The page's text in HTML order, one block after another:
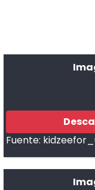
Fuente: